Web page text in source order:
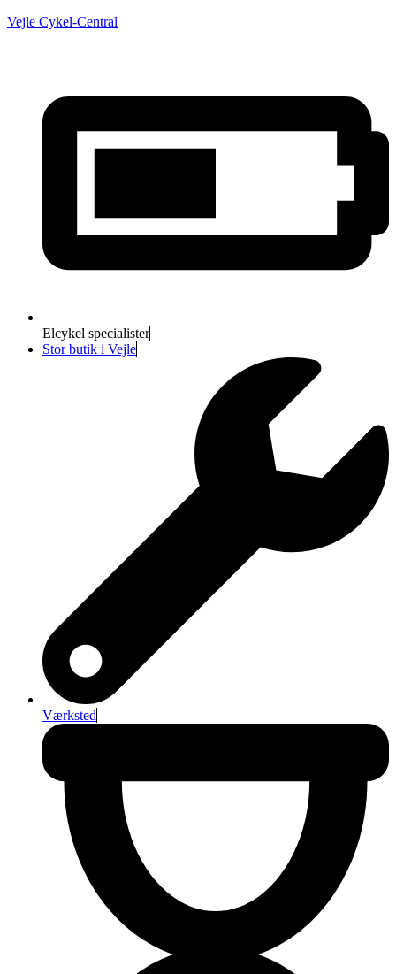
Vejle Cykel-Central
Elcykel specialister
Stor butik i Vejle
Værksted